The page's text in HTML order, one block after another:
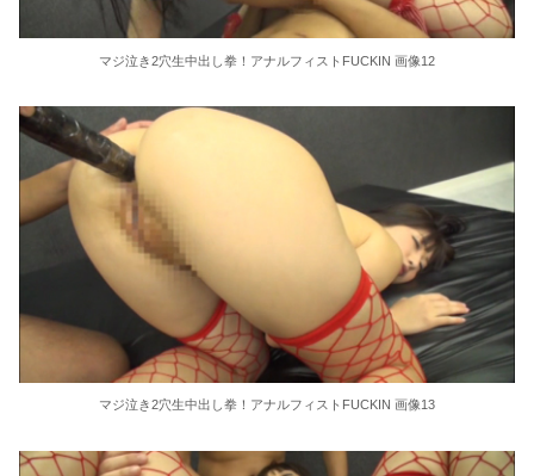
マジ泣き2穴生中出し拳！アナルフィストFUCKIN 画像12
マジ泣き2穴生中出し拳！アナルフィストFUCKIN 画像13